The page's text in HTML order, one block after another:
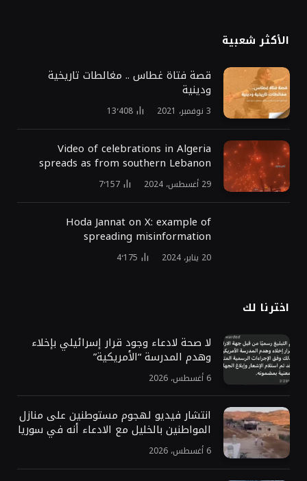
الأكثر شعبية
قصة فتاة غطاس .. مغالطات تاريخية
ودينية
3 نوفمبر، 2021 13٬408
Video of celebrations in Algeria
spreads as from southern Lebanon
29 أغسطس، 2024 7٬157
Hoda Jannat on X: example of
spreading misinformation
20 يناير، 2024 4٬175
اخترنا لك
لا صحة لادعاء وجود قرار إسرائيلي بإخلاء
وهدم المدرسة “الأمريكية”
6 أغسطس، 2026
انتشار فيديو لهجوم مستوطنين على منازل
المواطنين بالخليل مع الادعاء أنه في سوريا
6 أغسطس، 2026